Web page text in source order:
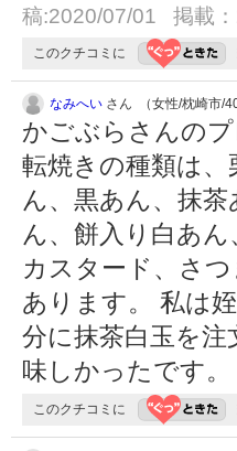
稿:2020/07/01 掲載：
このクチコミに
なみへい さん （女性/枕崎市/40
かごぶらさんの
転焼きの種類は、
ん、黒あん、抹
ん、餅入り白あ
カスタード、さ
あります。 私は
分に抹茶白玉を
味しかったです。
このクチコミに